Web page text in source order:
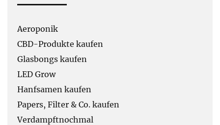
Aeroponik
CBD-Produkte kaufen
Glasbongs kaufen
LED Grow
Hanfsamen kaufen
Papers, Filter & Co. kaufen
Verdampftnochmal